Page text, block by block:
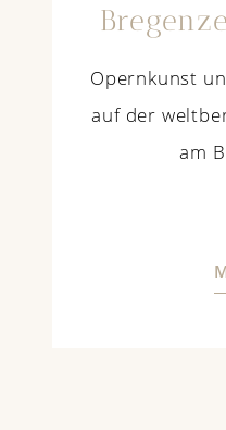
Opernkunst
auf der
am